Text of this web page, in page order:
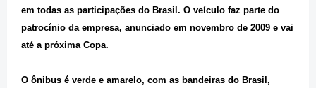
em todas as participações do Brasil. O veículo faz parte do
patrocínio da empresa, anunciado em novembro de 2009 e vai
até a próxima Copa.
O ônibus é verde e amarelo, com as bandeiras do Brasil,